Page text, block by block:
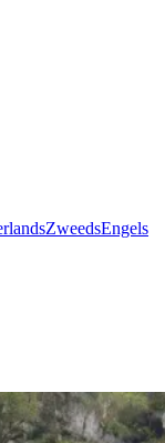
ZweedsEngels